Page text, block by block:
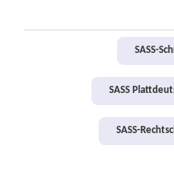
SASS-
SASS
SASS-